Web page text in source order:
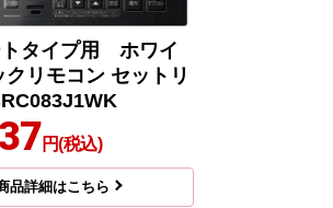
トタイプ用 ホワイ
クリモコン セットリ
円(税込)
品詳細はこちら